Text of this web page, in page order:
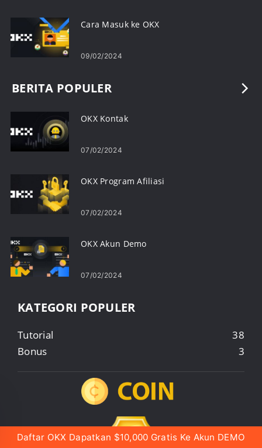
Cara Masuk ke OKX
09/02/2024
BERITA POPULER
OKX Kontak
07/02/2024
OKX Program Afiliasi
07/02/2024
OKX Akun Demo
07/02/2024
KATEGORI POPULER
Tutorial
38
Bonus
3
Daftar OKX Dapatkan $10,000 Gratis Ke Akun DEMO